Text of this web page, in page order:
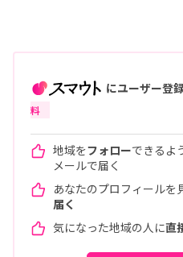
にユーザー登
料
地域をフォローできるよ
メールで届く
あなたのプロフィールを
届く
気になった地域の人に直